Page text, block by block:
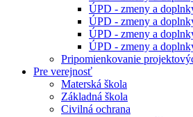
ÚPD - zmeny a
ÚPD - zmeny a
ÚPD - zmeny a
ÚPD - zmeny a
Pripomienkovanie
Pre verejnosť
Materská škola
Základná škola
Civilná ochrana